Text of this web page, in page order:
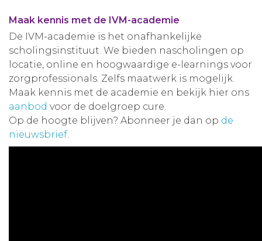
Maak kennis met de IVM-academie
De IVM-academie is het onafhankelijke
scholingsinstituut. We bieden nascholingen op
locatie, online en hoogwaardige e-learnings voor
zorgprofessionals. Zelfs maatwerk is mogelijk.
Maak kennis met de academie en bekijk hier ons
aanbod voor de doelgroep cure.
Op de hoogte blijven? Abonneer je dan op de
nieuwsbrief.